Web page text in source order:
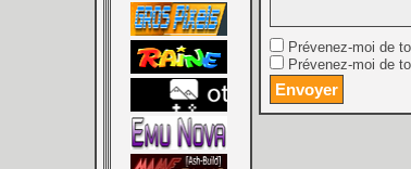
Prévenez-moi de
Prévenez-moi de